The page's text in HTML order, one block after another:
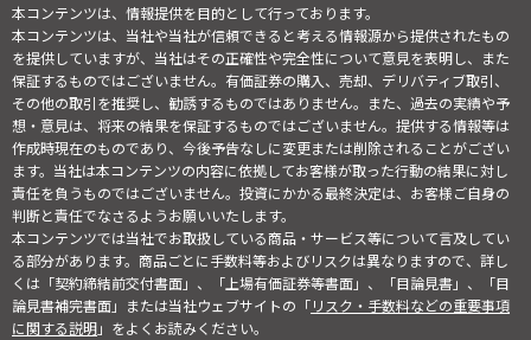
本コンテンツは、情報提供を目的として行っております。
本コンテンツは、当社や当社が信頼できると考える情報源から提供されたもの
を提供していますが、当社はその正確性や完全性について意見を表明し、また
保証するものではございません。有価証券の購入、売却、デリバティブ取引、
その他の取引を推奨し、勧誘するものではありません。また、過去の実績や予
想・意見は、将来の結果を保証するものではございません。提供する情報等は
作成時現在のものであり、今後予告なしに変更または削除されることがござい
ます。当社は本コンテンツの内容に依拠してお客様が取った行動の結果に対し
責任を負うものではございません。投資にかかる最終決定は、お客様ご自身の
判断と責任でなさるようお願いいたします。
本コンテンツでは当社でお取扱している商品・サービス等について言及してい
る部分があります。商品ごとに手数料等およびリスクは異なりますので、詳し
くは「契約締結前交付書面」、「上場有価証券等書面」、「目論見書」、「目
論見書補完書面」または当社ウェブサイトの「リスク・手数料などの重要事項
に関する説明」をよくお読みください。